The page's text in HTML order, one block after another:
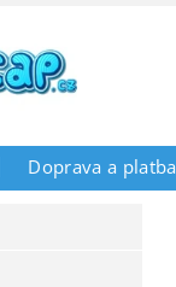
Doprava a platba